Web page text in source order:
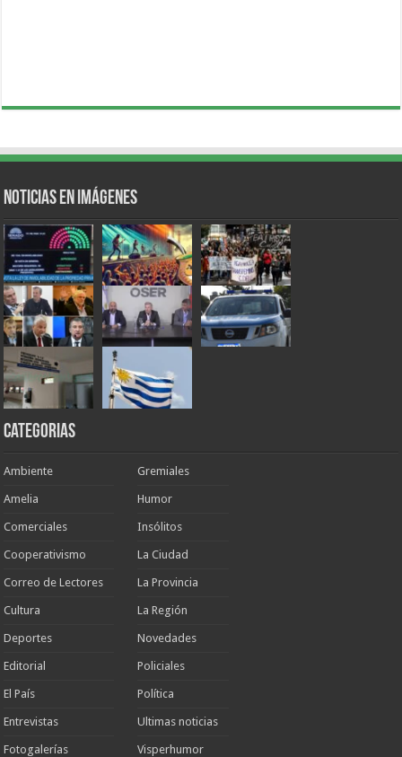
Noticias en Imágenes
Categorias
Ambiente
Amelia
Comerciales
Cooperativismo
Correo de Lectores
Cultura
Deportes
Editorial
El País
Entrevistas
Fotogalerías
Gremiales
Humor
Insólitos
La Ciudad
La Provincia
La Región
Novedades
Policiales
Política
Ultimas noticias
Visperhumor